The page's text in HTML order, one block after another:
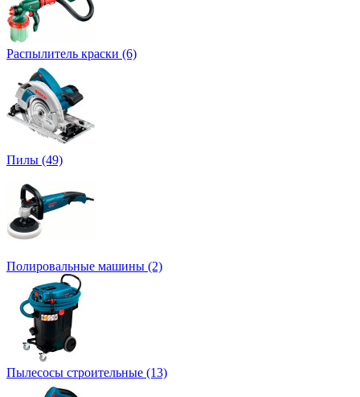
Распылитель краски (6)
Пилы (49)
Полировальные машины (2)
Пылесосы cтроительные (13)